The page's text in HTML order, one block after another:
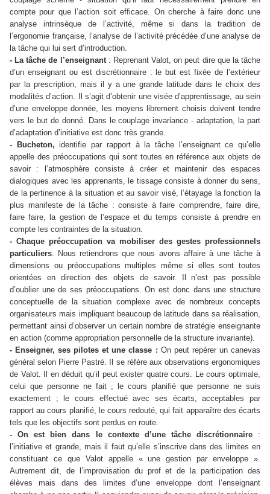
compte pour que l’action soit efficace. On cherche à faire donc une
analyse intrinsèque de l’activité, même si dans la tradition de
l’ergonomie française, l’analyse de l’activité précédée d’une analyse de
la tâche qui lui sert d’introduction.
- La tâche de l’enseignant: Reprenant Valot, on peut dire que la tâche
d’un enseignant ou est discrétionnaire : le but est fixée de l’extérieur
par la prescription, mais il y a une grande latitude dans le choix des
modalités d’action. Il s’agit d’obtenir une visée d’apprentissage, au sein
d’une enveloppe donnée, les moyens librement choisis doivent tendre
vers le but de donné. Dans le couplage invariance - adaptation, la part
d’adaptation d’initiative est donc très grande.
- Bucheton, identifie par rapport à la tâche l’enseignant ce qu’elle
appelle des préoccupations qui sont toutes en référence aux objets de
savoir : l’atmosphère consiste à créer et maintenir des espaces
dialogiques avec les apprenants, le tissage consiste à donner du sens,
de la pertinence à la situation et au savoir visé, l’étayage la fonction la
plus manifeste de la tâche : consiste à faire comprendre, faire dire,
faire faire, la gestion de l’espace et du temps consiste à prendre en
compte les contraintes de la situation.
- Chaque préoccupation va mobiliser des gestes professionnels
particuliers. Nous retiendrons que nous avons affaire à une tâche à
dimensions ou préoccupations multiples même si elles sont toutes
orientées en direction des objets de savoir. Il n’est pas possible
d’oublier une de ses préoccupations. On est donc dans une structure
conceptuelle de la situation complexe avec de nombreux concepts
organisateurs mais impliquant beaucoup de latitude dans sa réalisation,
permettant ainsi d’observer un certain nombre de stratégie enseignante
en action (comme appropriation personnelle de la structure invariante).
- Enseigner, ses pilotes et une classe : On peut repérer un canevas
général selon Pierre Pastré. Il se réfère aux observations ergonomiques
de Valot. Il en déduit qu’il peut exister quatre cours. Le cours optimale,
celui que personne ne fait ; le cours planifié que personne ne suis
exactement ; le cours effectué avec ses écarts, acceptables par
rapport au cours planifié, le cours redouté, qui fait apparaître des écarts
tels que les objectifs sont perdus en route.
- On est bien dans le contexte d’une tâche discrétionnaire:
l’initiative et grande, mais il faut qu’elle s’inscrive dans des limites en
constituant ce que Valot appelle « une gestion par enveloppe ».
Autrement dit, de l’improvisation du prof et de la participation des
élèves mais dans des limites d’une enveloppe dont l’enseignant